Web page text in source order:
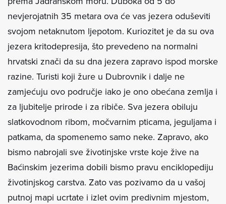
nevjerojatnih 35 metara ova će vas jezera oduševiti
svojom netaknutom ljepotom. Kuriozitet je da su ova
jezera kritodepresija, što prevedeno na normalni
hrvatski znači da su dna jezera zapravo ispod morske
razine. Turisti koji žure u Dubrovnik i dalje ne
zamjećuju ovo područje iako je ono obećana zemlja i
za ljubitelje prirode i za ribiče. Sva jezera obiluju
slatkovodnom ribom, močvarnim pticama, jeguljama i
patkama, da spomenemo samo neke. Zapravo, ako
bismo nabrojali sve životinjske vrste koje žive na
Baćinskim jezerima dobili bismo pravu enciklopediju
životinjskog carstva. Zato vas pozivamo da u vašoj
putnoj mapi ucrtate i izlet ovim predivnim mjestom,